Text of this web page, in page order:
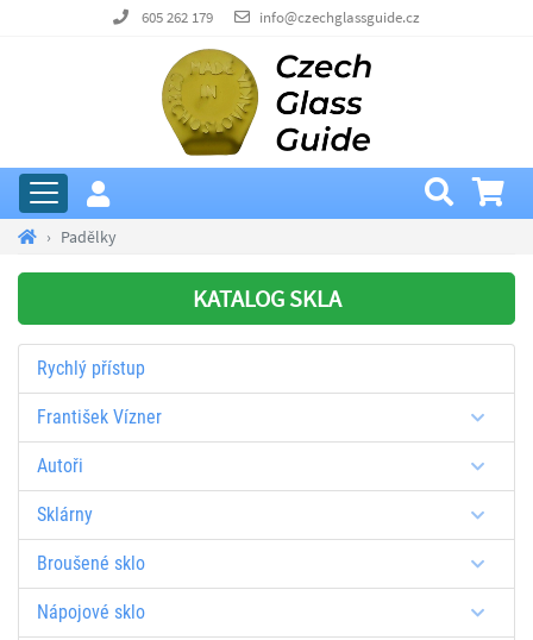
605 262 179 info@czechglassguide.cz
Padělky
KATALOG SKLA
Rychlý přístup
František Vízner
Autoři
Sklárny
Broušené sklo
Nápojové sklo